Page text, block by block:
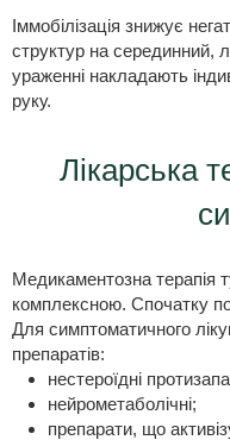
Іммобілізація знижує
структур на серединний,
ураженні накладають
руку.
Лікарська
Медикаментозна терапія
комплексною. Спочатку
Для симптоматичного
препаратів:
нестероїдні
нейрометаболічні;
препарати, що